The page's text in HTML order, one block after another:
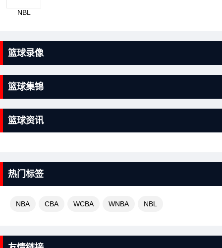
NBL
篮球录像
篮球集锦
篮球资讯
热门标签
NBA CBA WCBA WNBA NBL